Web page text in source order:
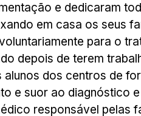
e dedicaram
em casa os seus
para o
depois de terem
dos centros de
e suor ao diagnóstico
responsável pelas